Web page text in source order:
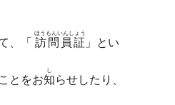
、「 訪問員証
ほうもんいんしょう
」とい
とをお知
し
らせしたり、